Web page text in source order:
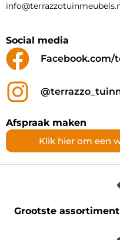
Social media
Afspraak maken
Klik hier om een
Grootste